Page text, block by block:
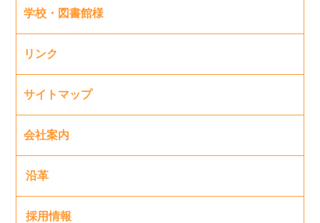
学校・図書館様
リンク
サイトマップ
会社案内
沿革
採用情報